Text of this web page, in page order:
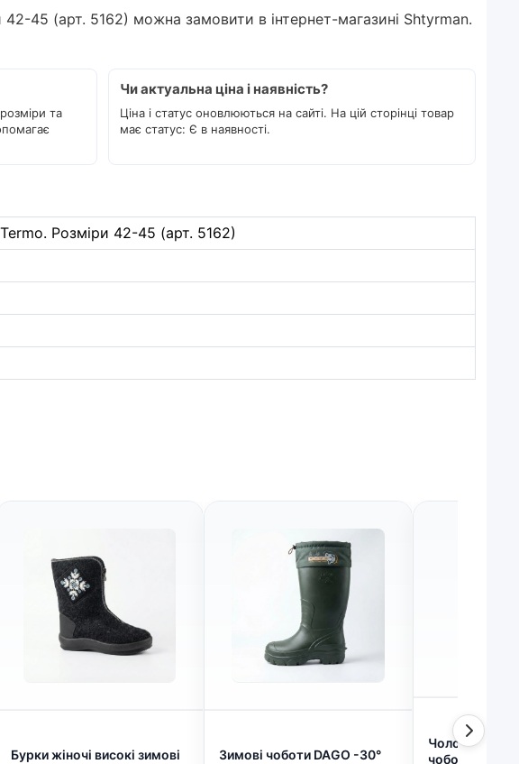
45 (арт. 5162) можна замовити в інтернет-магазині Shtyrman.
та
Чи актуальна ціна і наявність?
Ціна і статус оновлюються на сайті. На цій сторінці товар
має статус: Є в наявності.
Розміри 42-45 (арт. 5162)
Бурки жіночі високі зимові
Зимові чоботи DAGO -30°
Чоловічі
чоботи ПВХ